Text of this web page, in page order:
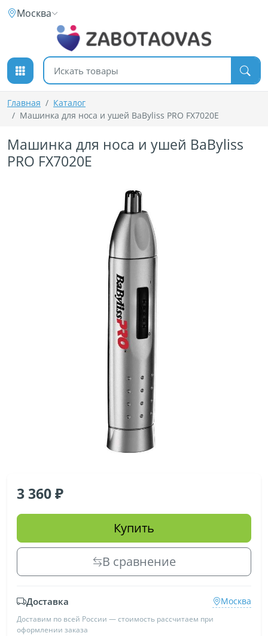
К содержимому
Москва
Поиск товаров
Главная
Каталог
Машинка для носа и ушей BaByliss PRO FX7020E
Машинка для носа и ушей BaByliss
PRO FX7020E
3 360
Купить
В сравнение
Доставка Москва
Доставим по всей России — стоимость рассчитаем при
оформлении заказа